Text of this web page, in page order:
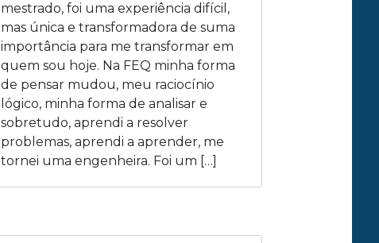
mestrado, foi uma experiência difícil,
mas única e transformadora de suma
importância para me transformar em
quem sou hoje. Na FEQ minha forma
de pensar mudou, meu raciocínio
lógico, minha forma de analisar e
sobretudo, aprendi a resolver
problemas, aprendi a aprender, me
tornei uma engenheira. Foi um […]